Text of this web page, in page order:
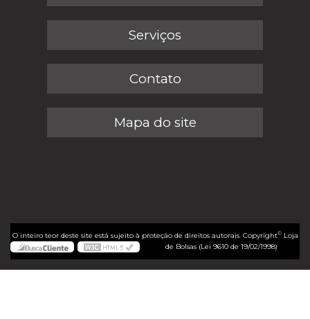
Serviços
Contato
Mapa do site
O inteiro teor deste site está sujeito à proteção de direitos autorais. Copyright©Loja
de Bolsas (Lei 9610 de 19/02/1998)